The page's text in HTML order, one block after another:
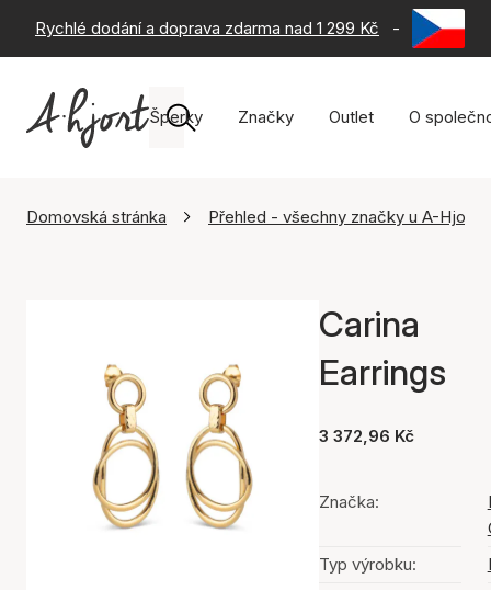
Rychlé dodání a doprava zdarma nad 1 299 Kč - 60 dní
Šperky Značky Outlet O
Domovská stránka Přehled - všechny značky u A-Hjort
Carina
Earrings
3 372,96 Kč
Značka:
Typ výrobku: